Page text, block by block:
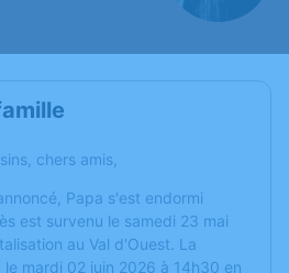
chers amis,
Papa s'est endormi
est survenu le samedi 23 mai
au Val d'Ouest. La
le mardi 02 juin 2026 à 14h30 en